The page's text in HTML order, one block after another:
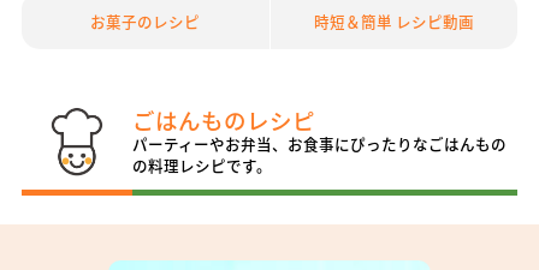
お菓子のレシピ 時短＆簡単 レシピ動画
ごはんものレシピ
パーティーやお弁当、お食事にぴったりなごはんもの
の料理レシピです。